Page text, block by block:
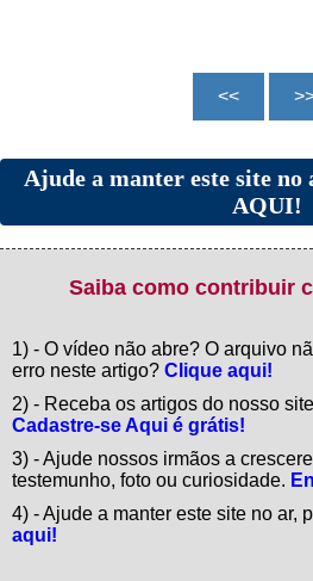
Ajude a manter este site no
AQUI!
Saiba como contribuir
1) - O vídeo não abre? O arquivo
erro neste artigo? Clique aqui!
2) - Receba os artigos do nosso
Cadastre-se Aqui é grátis!
3) - Ajude nossos irmãos a
testemunho, foto ou curiosidade.
4) - Ajude a manter este site no ar,
aqui!